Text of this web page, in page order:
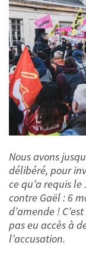
Nous avons
délibéré, pour
ce qu’a requis
contre Gaël : 6
d’amende !
pas eu accès à
l’accusation.